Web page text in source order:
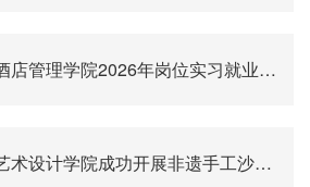
酒店管理学院2026年岗位实习就业线上双选会圆满举办
艺术设计学院成功开展非遗手工沙龙系列活动